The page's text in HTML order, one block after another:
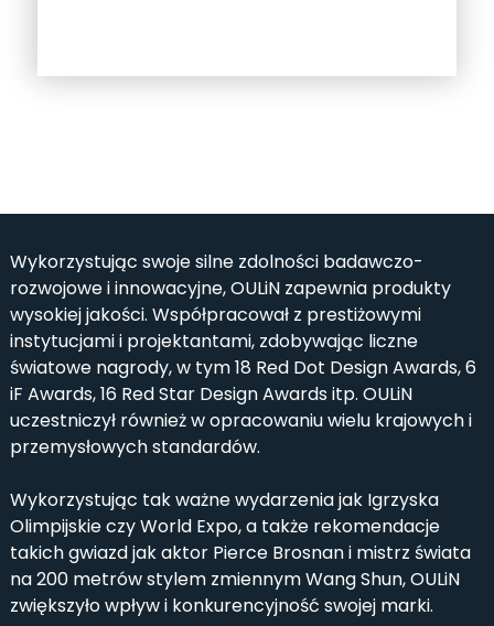
Wykorzystując swoje silne zdolności badawczo-
rozwojowe i innowacyjne, OULiN zapewnia produkty
wysokiej jakości. Współpracował z prestiżowymi
instytucjami i projektantami, zdobywając liczne
światowe nagrody, w tym 18 Red Dot Design Awards, 6
iF Awards, 16 Red Star Design Awards itp. OULiN
uczestniczył również w opracowaniu wielu krajowych i
przemysłowych standardów.
Wykorzystując tak ważne wydarzenia jak Igrzyska
Olimpijskie czy World Expo, a także rekomendacje
takich gwiazd jak aktor Pierce Brosnan i mistrz świata
na 200 metrów stylem zmiennym Wang Shun, OULiN
zwiększyło wpływ i konkurencyjność swojej marki.